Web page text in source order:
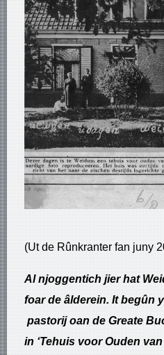
(Ut de Rûnkranter fan juny
Al njoggentich jier hat
foar de âlderein. It begûn
pastorij oan de Greate
in ‘Tehuis voor Ouden